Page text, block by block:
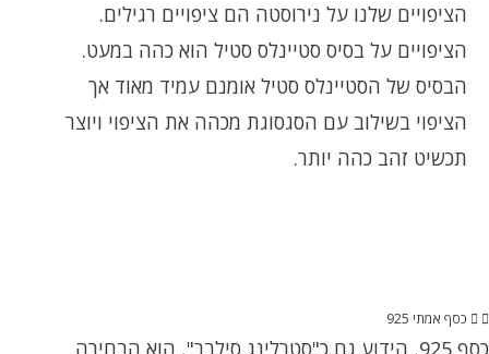
הציפויים שלנו על נירוסטה הם ציפויים רגילים.
הציפויים על בסיס סטיינלס סטיל הוא כהה במעט.
הבסיס של הסטיינלס סטיל אומנם עמיד מאוד אך
הציפוי בשילוב עם הסגסוגת מכהה את הציפוי ויוצר
תכשיט זהב כהה יותר.
כסף אמתי 925